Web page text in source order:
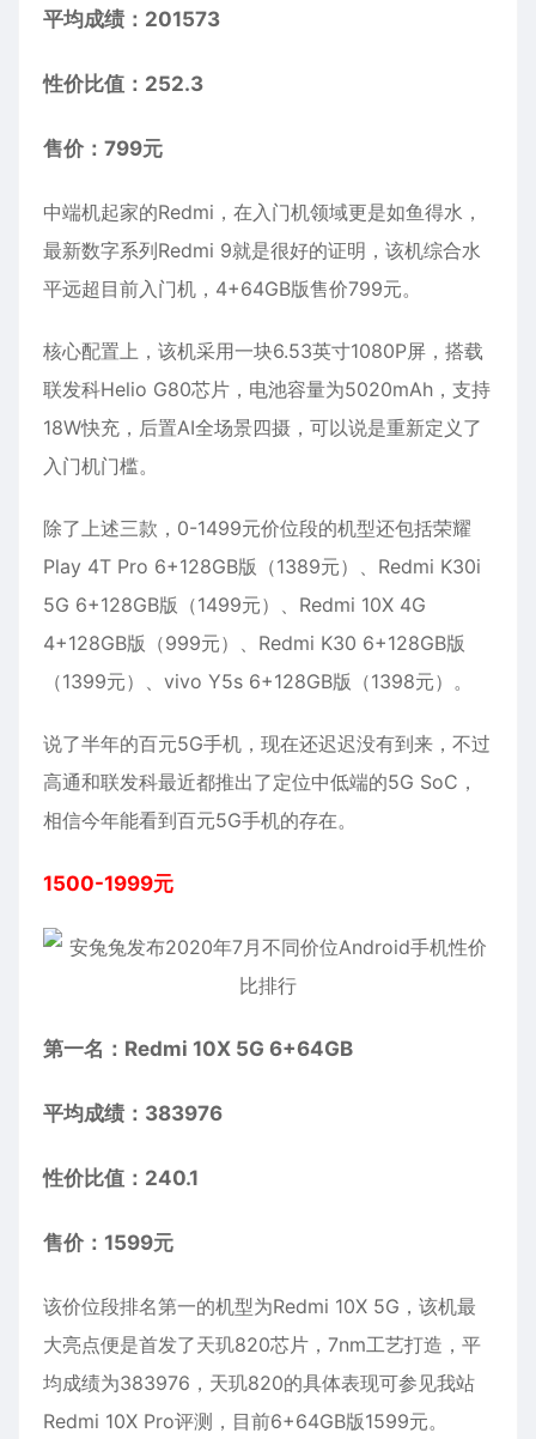
平均成绩：201573
性价比值：252.3
售价：799元
中端机起家的Redmi，在入门机领域更是如鱼得水，
最新数字系列Redmi 9就是很好的证明，该机综合水
平远超目前入门机，4+64GB版售价799元。
核心配置上，该机采用一块6.53英寸1080P屏，搭载
联发科Helio G80芯片，电池容量为5020mAh，支持
18W快充，后置AI全场景四摄，可以说是重新定义了
入门机门槛。
除了上述三款，0-1499元价位段的机型还包括荣耀
Play 4T Pro 6+128GB版（1389元）、Redmi K30i
5G 6+128GB版（1499元）、Redmi 10X 4G
4+128GB版（999元）、Redmi K30 6+128GB版
（1399元）、vivo Y5s 6+128GB版（1398元）。
说了半年的百元5G手机，现在还迟迟没有到来，不过
高通和联发科最近都推出了定位中低端的5G SoC，
相信今年能看到百元5G手机的存在。
1500-1999元
第一名：Redmi 10X 5G 6+64GB
平均成绩：383976
性价比值：240.1
售价：1599元
该价位段排名第一的机型为Redmi 10X 5G，该机最
大亮点便是首发了天玑820芯片，7nm工艺打造，平
均成绩为383976，天玑820的具体表现可参见我站
Redmi 10X Pro评测，目前6+64GB版1599元。